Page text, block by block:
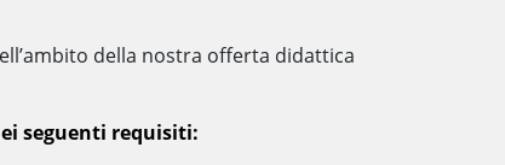
della nostra offerta didattica
seguenti requisiti: